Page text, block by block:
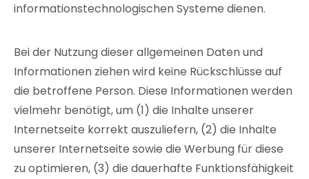
informationstechnologischen Systeme dienen.
Bei der Nutzung dieser allgemeinen Daten und
Informationen ziehen wird keine Rückschlüsse auf
die betroffene Person. Diese Informationen werden
vielmehr benötigt, um (1) die Inhalte unserer
Internetseite korrekt auszuliefern, (2) die Inhalte
unserer Internetseite sowie die Werbung für diese
zu optimieren, (3) die dauerhafte Funktionsfähigkeit